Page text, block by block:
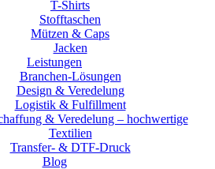
T-Shirts
Stofftaschen
Mützen & Caps
Jacken
Leistungen
Branchen-Lösungen
Design & Veredelung
Logistik & Fulfillment
& Veredelung – hochwertige
Textilien
Transfer- & DTF-Druck
Blog